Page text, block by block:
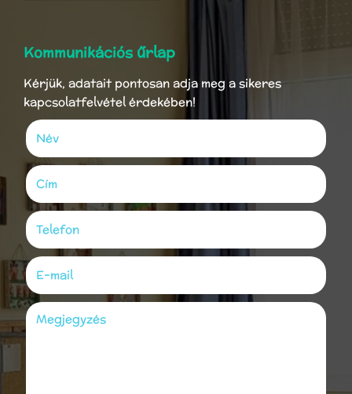
Kommunikációs űrlap
Kérjük, adatait pontosan adja meg a sikeres
kapcsolatfelvétel érdekében!
Név
Cím
Telefon
E-mail
Megjegyzés